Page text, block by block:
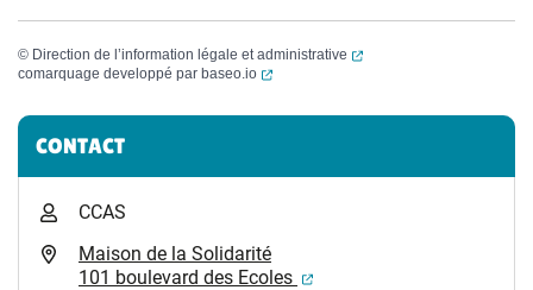
© Direction de l’information légale et administrative
(ouverture dans un
comarquage developpé par baseo.io (ouverture dans un nouvel onglet)
Informations complémentaires
CONTACT
CCAS
Maison de la Solidarité
101 boulevard des Ecoles
(ouverture dans un